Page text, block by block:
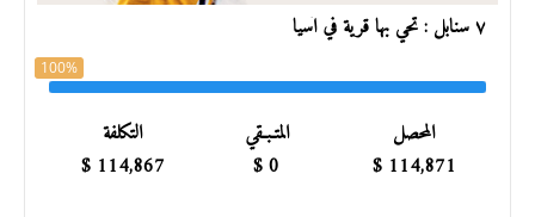
٧ سنابل : تحي بها قرية في آسيا
100%
المحصل
114,871
$
المتـبـقي
0
$
التكلفة
114,867
$